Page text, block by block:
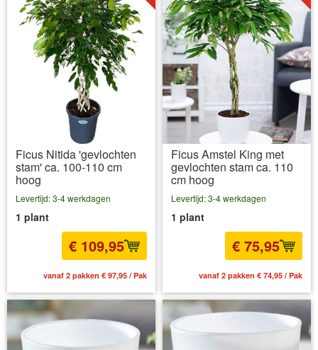
Ficus Nitida 'gevlochten
stam' ca. 100-110 cm
hoog
Levertijd: 3-4 werkdagen
1 plant
€ 109,95
vanaf 2 pakken € 97,95 / Pak
Ficus Amstel King met
gevlochten stam ca. 110
cm hoog
Levertijd: 3-4 werkdagen
1 plant
€ 75,95
vanaf 2 pakken € 74,95 / Pak